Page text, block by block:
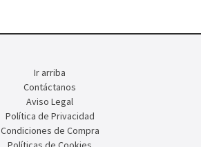
Ir arriba
Contáctanos
Aviso Legal
Política de Privacidad
Condiciones de Compra